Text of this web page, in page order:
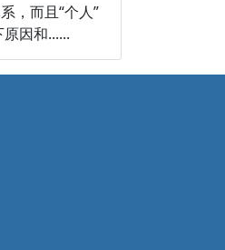
，而且“个人”
因和......